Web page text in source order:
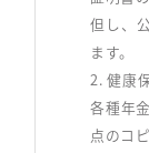
但し、
ます。
2. 健康
各種年
点のコ